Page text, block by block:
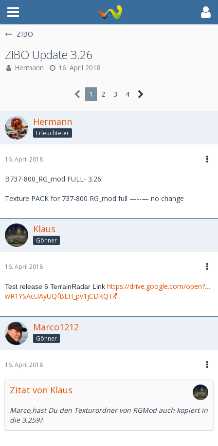
ZIBO
ZIBO Update 3.26
Hermann 16. April 2018
1 2 3 4
Hermann
Erleuchteter
16. April 2018
B737-800_RG_mod FULL- 3.26
Texture PACK for 737-800 RG_mod full —--— no change
Klaus
Gönner
16. April 2018
Test release 6 TerrainRadar Link https://drive.google.com/open?…
wR1YSAcUAyUQfBEH_pv1jCDKQ
Marco1212
Gönner
16. April 2018
Zitat von Klaus
Marco,hast Du den Texturordner von RGMod auch kopiert in
die3.259?